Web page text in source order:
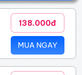
138.000đ
MUA NGAY